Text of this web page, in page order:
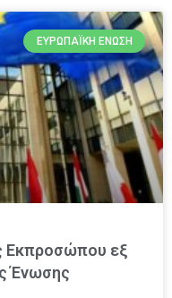
ΕΥΡΩΠΑΪΚΉ ΈΝΩΣΗ
Εκπροσώπου εξ
Ένωσης